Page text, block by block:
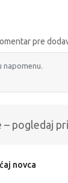
pre
– pogledaj
novca